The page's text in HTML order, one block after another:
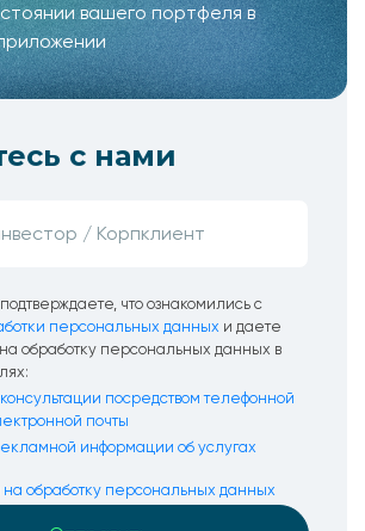
вашего портфеля в
с нами
что ознакомились с
персональных данных и даете
обработку персональных данных в
посредством телефонной
почты
информации об услугах
на обработку персональных данных